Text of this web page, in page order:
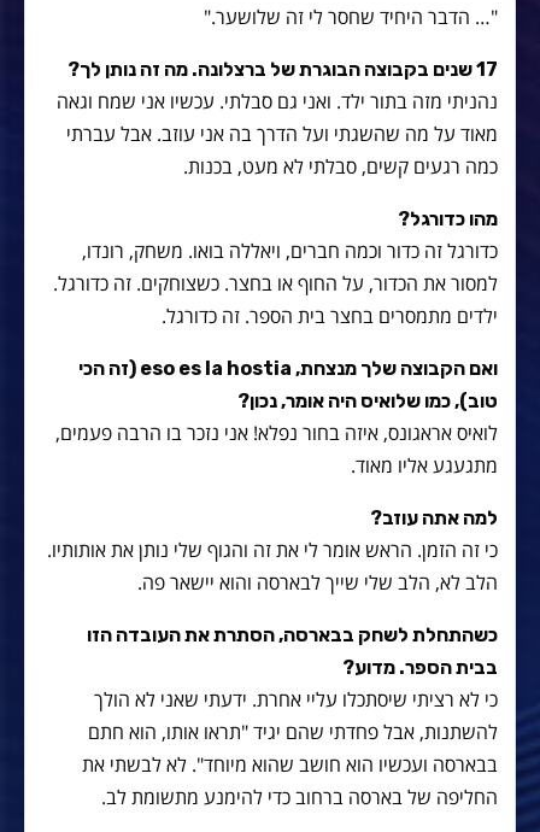
"… הדבר היחיד שחסר לי זה שלושער."
17 שנים בקבוצה הבוגרת של ברצלונה. מה זה נותן לך?
נהניתי מזה בתור ילד. ואני גם סבלתי. עכשיו אני שמח וגאה
מאוד על מה שהשגתי ועל הדרך בה אני עוזב. אבל עברתי
כמה רגעים קשים, סבלתי לא מעט, בכנות.
מהו כדורגל?
כדורגל זה כדור וכמה חברים, ויאללה בואו. משחק, רונדו,
למסור את הכדור, על החוף או בחצר. כשצוחקים. זה כדורגל.
ילדים מתמסרים בחצר בית הספר. זה כדורגל.
ואם הקבוצה שלך מנצחת, eso es la hostia (זה הכי
טוב), כמו שלואיס היה אומר, נכון?
לואיס אראגונס, איזה בחור נפלא! אני נזכר בו הרבה פעמים,
מתגעגע אליו מאוד.
למה אתה עוזב?
כי זה הזמן. הראש אומר לי את זה והגוף שלי נותן את אותותיו.
הלב לא, הלב שלי שייך לבארסה והוא יישאר פה.
כשהתחלת לשחק בבארסה, הסתרת את העובדה הזו
בבית הספר. מדוע?
כי לא רציתי שיסתכלו עליי אחרת. ידעתי שאני לא הולך
להשתנות, אבל פחדתי שהם יגיד "תראו אותו, הוא חתם
בבארסה ועכשיו הוא חושב שהוא מיוחד". לא לבשתי את
החליפה של בארסה ברחוב כדי להימנע מתשומת לב.